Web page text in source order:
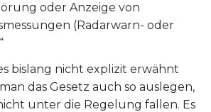
oder Anzeige von
(Radarwarn- oder
bislang nicht explizit erwähnt
das Gesetz auch so auslegen,
unter die Regelung fallen. Es